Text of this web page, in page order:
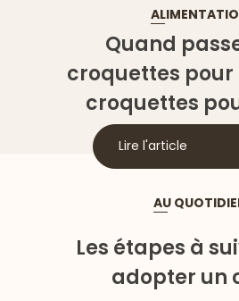
Quand
croquettes pour
croquettes
adulte
Lire l'article
AU
Les étapes à
adopter un